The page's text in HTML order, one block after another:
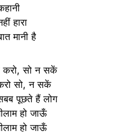
हारा
मानी है
करो, सो न सकें
सो, न सकें
पूछते हैं लोग
हो जाऊँ
हो जाऊँ